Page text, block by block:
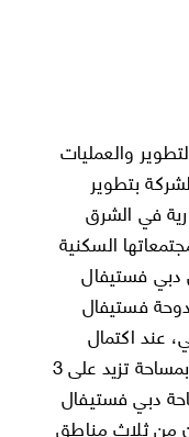
والعمليات
بتطوير
في الشرق
السكنية
دبي فستيفال
فستيفال
عند اكتمال
المشروع، أكثر من 10 آلاف مقيم، بمساحة تزيد على 3
دبي فستيفال
من ثلاث مناطق